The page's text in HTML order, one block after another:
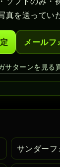
真を送ってい
メールフ
サターンを見る
サンダー